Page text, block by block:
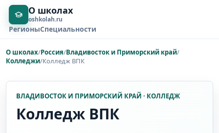
О школах
oshkolah.ru
РегионыСпециальности
О школах/Россия/Владивосток и Приморский край/
Колледжи/Колледж ВПК
ВЛАДИВОСТОК И ПРИМОРСКИЙ КРАЙ · КОЛЛЕДЖ
Колледж ВПК